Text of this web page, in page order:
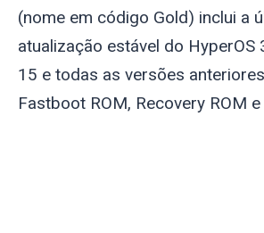
(nome em código Gold) inclui a
atualização estável do HyperOS
15 e todas as versões
Fastboot ROM, Recovery ROM e